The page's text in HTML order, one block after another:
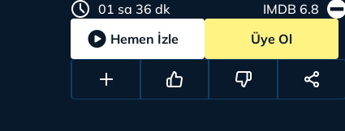
01 sa 36 dk
IMDB 6.8
Hemen İzle
Üye Ol